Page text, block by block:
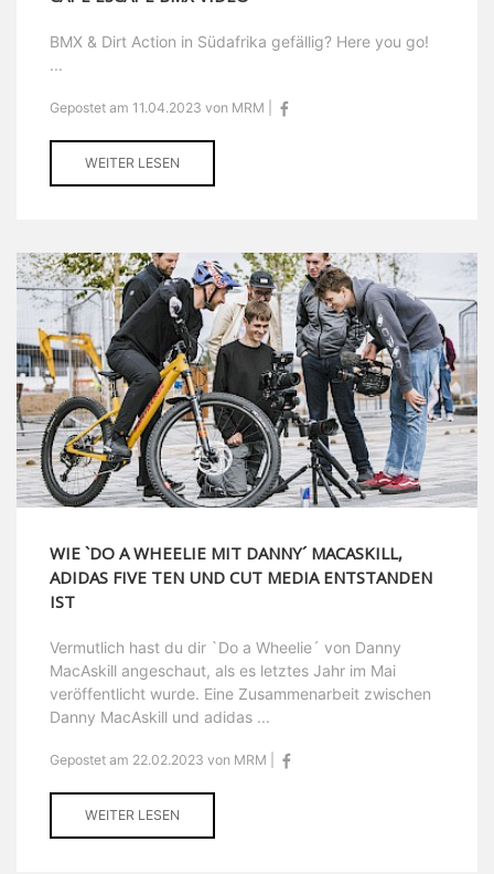
BMX & Dirt Action in Südafrika gefällig? Here you go!
...
Gepostet am 11.04.2023 von MRM |
WEITER LESEN
WIE `DO A WHEELIE MIT DANNY´ MACASKILL,
ADIDAS FIVE TEN UND CUT MEDIA ENTSTANDEN
IST
Vermutlich hast du dir `Do a Wheelie´ von Danny
MacAskill angeschaut, als es letztes Jahr im Mai
veröffentlicht wurde. Eine Zusammenarbeit zwischen
Danny MacAskill und adidas ...
Gepostet am 22.02.2023 von MRM |
WEITER LESEN